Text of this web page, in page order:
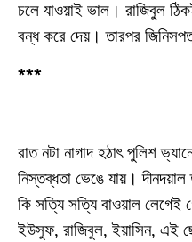
চলে যাওয়াই ভাল। রাজিবুল
বন্ধ করে দেয়। তারপর
***
রাত নটা নাগাদ হঠাৎ পুলিশ
নিস্তব্ধতা ভেঙে যায়। দীনদয়াল
কি সত্যি সত্যি বাওয়াল লেগেই
ইউসুফ, রাজিবুল, ইয়াসিন, এই